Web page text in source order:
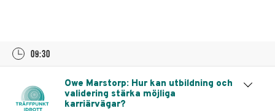
09:30
Owe Marstorp: Hur kan utbildning och
validering stärka möjliga
karriärvägar?